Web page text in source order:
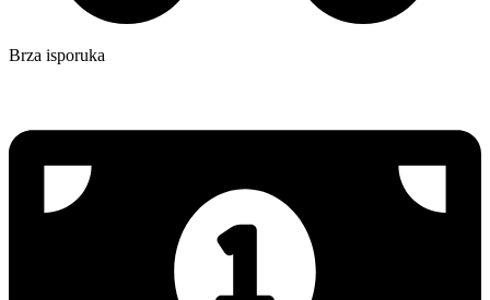
Brza isporuka